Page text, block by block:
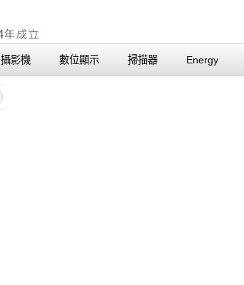
攝影機 數位顯示 掃描器 Energy